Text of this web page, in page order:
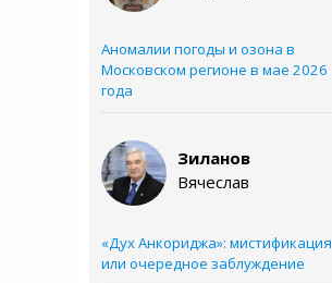
Аномалии погоды и озона в
Московском регионе в мае 2026
года
Зиланов
Вячеслав
«Дух Анкориджа»: мистификация
или очередное заблуждение